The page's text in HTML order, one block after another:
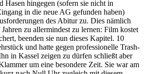
Hasen hingegen (sofern sie nicht in
in die neue AG gefunden haben)
des Abitur zu. Dies nämlich
zu allermindest zu lernen: Film kostet
beenden sie nun dieses Kapitel. 10
und hatte gegen professionelle Trash-
in Kassel zeigen zu dürfen schließt aber
um eine besondere Zeit. Sie war am